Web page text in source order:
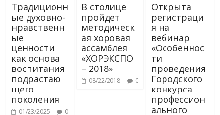
Традиционн
ые духовно-
нравственн
ые
ценности
как основа
воспитания
подрастаю
щего
поколения
01/23/2025 0
В столице
пройдет
методическ
ая хоровая
ассамблея
«ХОРЭКСПО
– 2018»
08/22/2018 0
Открыта
регистраци
я на
вебинар
«Особеннос
ти
проведения
Городского
конкурса
профессион
ального